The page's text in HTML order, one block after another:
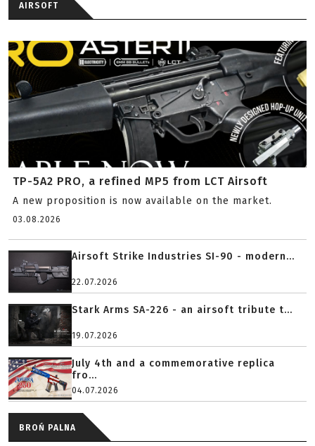
AIRSOFT
TP-5A2 PRO, a refined MP5 from LCT Airsoft
A new proposition is now available on the market.
03.08.2026
Airsoft Strike Industries SI-90 - modern...
22.07.2026
Stark Arms SA-226 - an airsoft tribute t...
19.07.2026
July 4th and a commemorative replica
fro...
04.07.2026
BROŃ PALNA